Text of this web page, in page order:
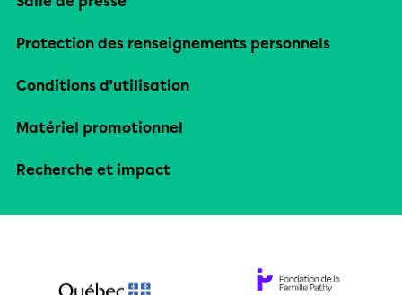
Protection des renseignements personnels
Conditions d’utilisation
Matériel promotionnel
Recherche et impact